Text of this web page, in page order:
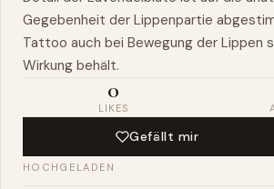
Gegebenheit der Lippenpartie
Tattoo auch bei Bewegung der Lippen
Wirkung behält.
0
LIKES
Gefällt mir
HOCHGELADEN